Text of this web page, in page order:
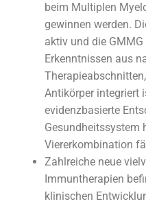
beim Multiplen
gewinnen werden.
aktiv und die
Erkenntnissen aus
Antikörper integriert
evidenzbasierte
Gesundheitssystem
Viererkombination
Zahlreiche neue
Immuntherapien
klinischen